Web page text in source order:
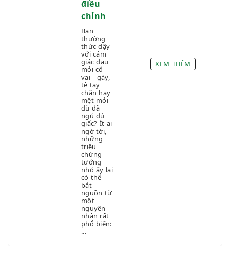
Dấu hiệu phụ khoa
Đau nhức xương khớp
Điều trị & Giảm đau
Dùng thuốc an toàn
Hỗ trợ điều trị bệnh Hô hấp và Phổi
Kinh ít (Thiểu kinh)
Kinh nguyệt bất thường
Kinh nguyệt nhiều lần trong tháng
Mẩn ngứa - Mụn nhọt
điều
chỉnh
Bạn
thường
thức dậy
với cảm
giác đau
mỏi cổ -
vai - gáy,
tê tay
chân hay
mệt mỏi
dù đã
ngủ đủ
giấc? Ít ai
ngờ tới,
những
triệu
chứng
tưởng
nhỏ ấy lại
có thể
bắt
nguồn từ
một
nguyên
nhân rất
phổ biến:
...
XEM THÊM